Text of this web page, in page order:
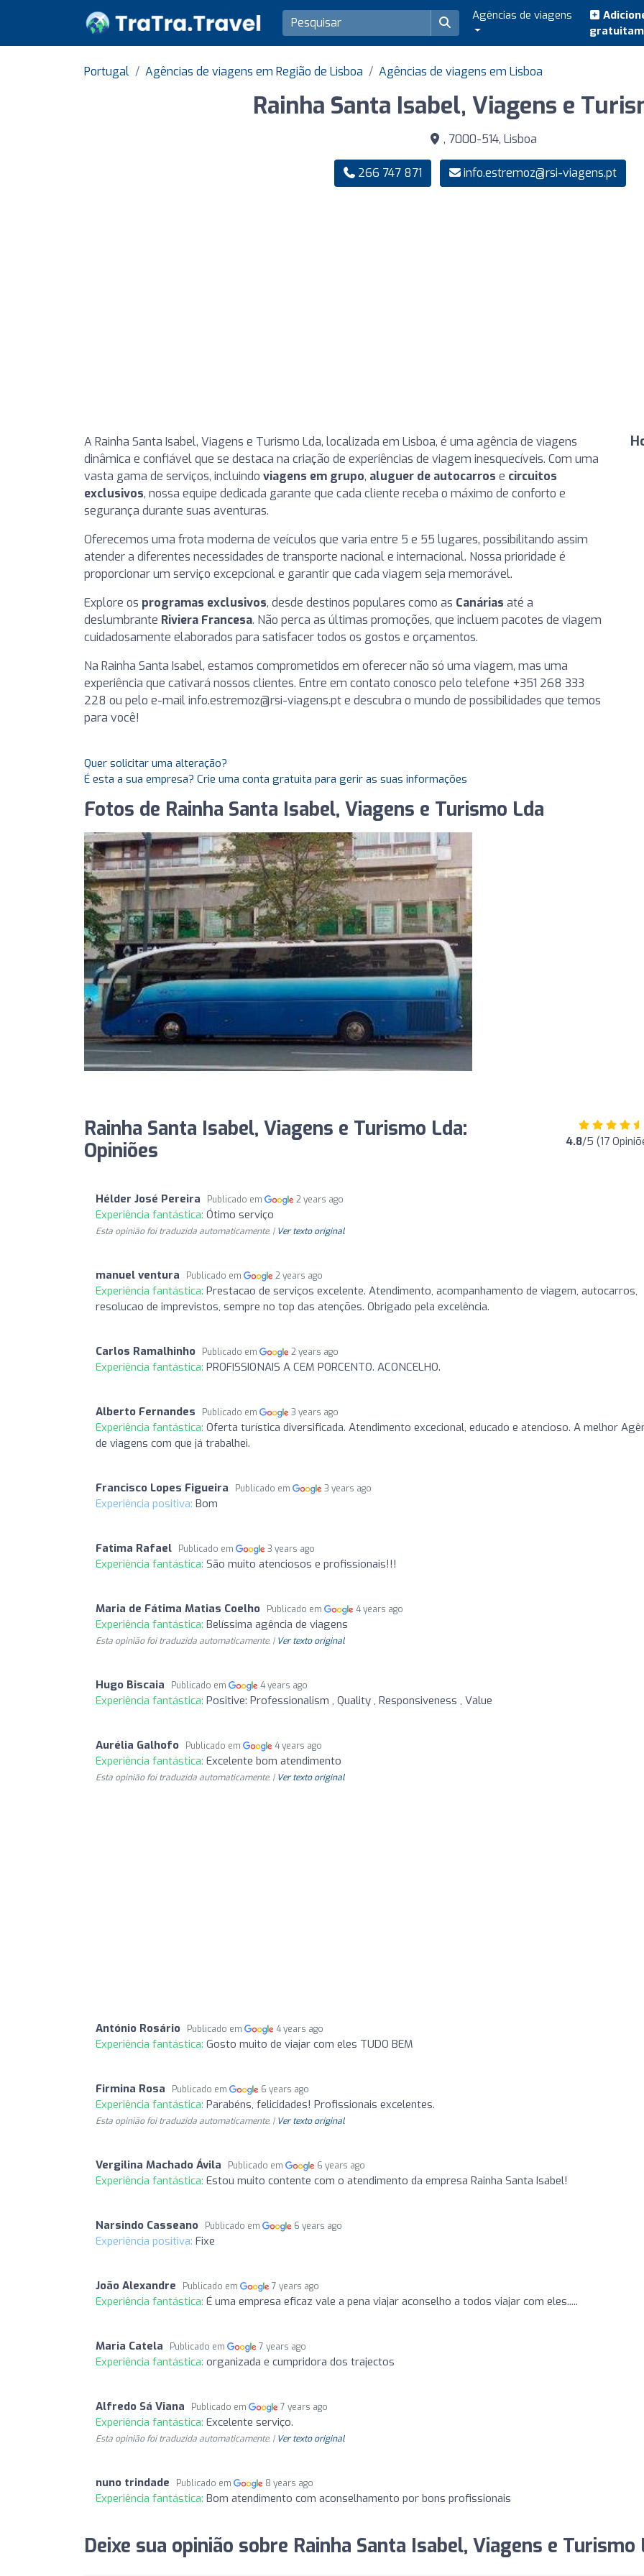
Agências de viagens
Portugal Agências de viagens em Região de Lisboa Agências de viagens em Lisboa
Rainha Santa Isabel, Viagens e
, 7000-514, Lisboa
266 747 871 info.estremoz@rsi-viagens.pt
A Rainha Santa Isabel, Viagens e Turismo Lda, localizada em Lisboa, é uma agência de viagens
dinâmica e confiável que se destaca na criação de experiências de viagem inesquecíveis. Com uma
vasta gama de serviços, incluindo viagens em grupo, aluguer de autocarros e circuitos
exclusivos, nossa equipe dedicada garante que cada cliente receba o máximo de conforto e
segurança durante suas aventuras.
Oferecemos uma frota moderna de veículos que varia entre 5 e 55 lugares, possibilitando assim
atender a diferentes necessidades de transporte nacional e internacional. Nossa prioridade é
proporcionar um serviço excepcional e garantir que cada viagem seja memorável.
Explore os programas exclusivos, desde destinos populares como as Canárias até a
deslumbrante Riviera Francesa. Não perca as últimas promoções, que incluem pacotes de viagem
cuidadosamente elaborados para satisfacer todos os gostos e orçamentos.
Na Rainha Santa Isabel, estamos comprometidos em oferecer não só uma viagem, mas uma
experiência que cativará nossos clientes. Entre em contato conosco pelo telefone +351 268 333
228 ou pelo e-mailinfo.estremoz@rsi-viagens.pte descubra o mundo de possibilidades que temos
para você!
Quer solicitar uma alteração?
É esta a sua empresa? Crie uma conta gratuita para gerir as suas informações
Fotos de Rainha Santa Isabel, Viagens e Turismo Lda
Rainha Santa Isabel, Viagens e Turismo Lda:
Opiniões
4.8/5 (17
Hélder José Pereira Publicado em 2 years ago
Experiência fantástica: Ótimo serviço
Esta opinião foi traduzida automaticamente. | Ver texto original
manuel ventura Publicado em 2 years ago
Experiência fantástica: Prestacao de serviços excelente. Atendimento, acompanhamento de viagem, autocarros,
resolucao de imprevistos, sempre no top das atenções. Obrigado pela excelência.
Carlos Ramalhinho Publicado em 2 years ago
Experiência fantástica: PROFISSIONAIS A CEM PORCENTO. ACONCELHO.
Alberto Fernandes Publicado em 3 years ago
Experiência fantástica: Oferta turística diversificada. Atendimento excecional, educado e atencioso. A melhor
de viagens com que já trabalhei.
Francisco Lopes Figueira Publicado em 3 years ago
Experiência positiva: Bom
Fatima Rafael Publicado em 3 years ago
Experiência fantástica: São muito atenciosos e profissionais!!!
Maria de Fátima Matias Coelho Publicado em 4 years ago
Experiência fantástica: Belíssima agência de viagens
Esta opinião foi traduzida automaticamente. | Ver texto original
Hugo Biscaia Publicado em 4 years ago
Experiência fantástica: Positive: Professionalism , Quality , Responsiveness , Value
Aurélia Galhofo Publicado em 4 years ago
Experiência fantástica: Excelente bom atendimento
Esta opinião foi traduzida automaticamente. | Ver texto original
António Rosário Publicado em 4 years ago
Experiência fantástica: Gosto muito de viajar com eles TUDO BEM
Firmina Rosa Publicado em 6 years ago
Experiência fantástica: Parabéns, felicidades! Profissionais excelentes.
Esta opinião foi traduzida automaticamente. | Ver texto original
Vergilina Machado Ávila Publicado em 6 years ago
Experiência fantástica: Estou muito contente com o atendimento da empresa Rainha Santa Isabel!
Narsindo Casseano Publicado em 6 years ago
Experiência positiva: Fixe
João Alexandre Publicado em 7 years ago
Experiência fantástica: É uma empresa eficaz vale a pena viajar aconselho a todos viajar com eles.....
Maria Catela Publicado em 7 years ago
Experiência fantástica: organizada e cumpridora dos trajectos
Alfredo Sá Viana Publicado em 7 years ago
Experiência fantástica: Excelente serviço.
Esta opinião foi traduzida automaticamente. | Ver texto original
nuno trindade Publicado em 8 years ago
Experiência fantástica: Bom atendimento com aconselhamento por bons profissionais
Deixe sua opinião sobre Rainha Santa Isabel, Viagens e Turismo